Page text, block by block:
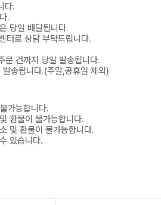
다.
.
당일 배달됩니다.
터로 상담 부탁드립니다.
문 건까지 당일 발송됩니다.
송됩니다.(주말,공휴일 제외)
가능합니다.
환불이 불가능합니다.
및 환불이 불가능합니다.
있습니다.